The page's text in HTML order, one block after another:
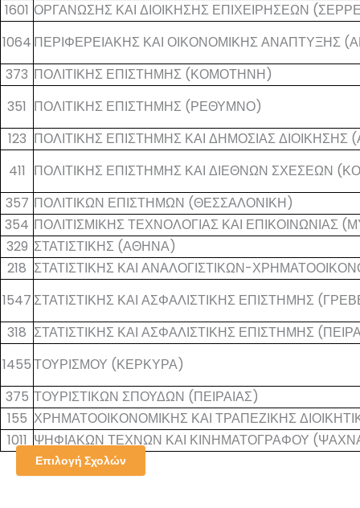
1601 ΟΡΓΑΝΩΣΗΣ ΚΑΙ ΔΙΟΙΚΗΣΗΣ ΕΠΙΧΕΙΡΗΣΕΩΝ
1064 ΠΕΡΙΦΕΡΕΙΑΚΗΣ ΚΑΙ ΟΙΚΟΝΟΜΙΚΗΣ ΑΝΑΠΤΥΞΗΣ
373 ΠΟΛΙΤΙΚΗΣ ΕΠΙΣΤΗΜΗΣ (ΚΟΜΟΤΗΝΗ)
351 ΠΟΛΙΤΙΚΗΣ ΕΠΙΣΤΗΜΗΣ (ΡΕΘΥΜΝΟ)
123 ΠΟΛΙΤΙΚΗΣ ΕΠΙΣΤΗΜΗΣ ΚΑΙ ΔΗΜΟΣΙΑΣ
411 ΠΟΛΙΤΙΚΗΣ ΕΠΙΣΤΗΜΗΣ ΚΑΙ ΔΙΕΘΝΩΝ ΣΧΕΣΕΩΝ
357 ΠΟΛΙΤΙΚΩΝ ΕΠΙΣΤΗΜΩΝ (ΘΕΣΣΑΛΟΝΙΚΗ)
354 ΠΟΛΙΤΙΣΜΙΚΗΣ ΤΕΧΝΟΛΟΓΙΑΣ ΚΑΙ ΕΠΙΚΟΙΝΩΝΙΑΣ
329 ΣΤΑΤΙΣΤΙΚΗΣ (ΑΘΗΝΑ)
218 ΣΤΑΤΙΣΤΙΚΗΣ ΚΑΙ ΑΝΑΛΟΓΙΣΤΙΚΩΝ-
1547 ΣΤΑΤΙΣΤΙΚΗΣ ΚΑΙ ΑΣΦΑΛΙΣΤΙΚΗΣ ΕΠΙΣΤΗΜΗΣ
318 ΣΤΑΤΙΣΤΙΚΗΣ ΚΑΙ ΑΣΦΑΛΙΣΤΙΚΗΣ ΕΠΙΣΤΗΜΗΣ
1455ΤΟΥΡΙΣΜΟΥ (ΚΕΡΚΥΡΑ)
375 ΤΟΥΡΙΣΤΙΚΩΝ ΣΠΟΥΔΩΝ (ΠΕΙΡΑΙΑΣ)
155 ΧΡΗΜΑΤΟΟΙΚΟΝΟΜΙΚΗΣ ΚΑΙ ΤΡΑΠΕΖΙΚΗΣ
1011 ΨΗΦΙΑΚΩΝ ΤΕΧΝΩΝ ΚΑΙ ΚΙΝΗΜΑΤΟΓΡΑΦΟΥ
Επιλογή Σχολών